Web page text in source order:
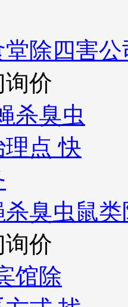
除四害
价
臭虫鼠
价